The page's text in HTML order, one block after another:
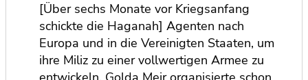
[Über sechs Monate vor Kriegsanfang
schickte die Haganah] Agenten nach
Europa und in die Vereinigten Staaten, um
ihre Miliz zu einer vollwertigen Armee zu